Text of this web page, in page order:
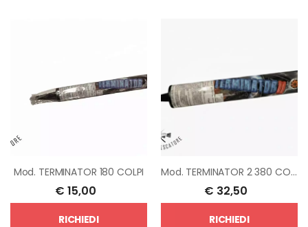
Mod. TERMINATOR 180 COLPI
€ 15,00
RICHIEDI
Mod. TERMINATOR 2 380 COLPI
€ 32,50
RICHIEDI